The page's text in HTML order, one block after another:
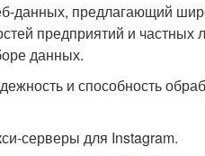
данных, предлагающий
предприятий и
данных.
и способность
серверы для Instagram.